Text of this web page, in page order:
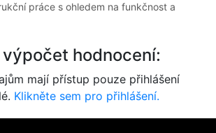
práce s ohledem na funkčnost a
hodnocení:
mají přístup pouze přihlášení
Klikněte sem pro přihlášení.